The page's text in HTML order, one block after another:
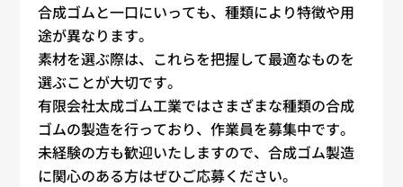
合成ゴムと一口にいっても、種類により特徴や用
途が異なります。
素材を選ぶ際は、これらを把握して最適なものを
選ぶことが大切です。
有限会社太成ゴム工業ではさまざまな種類の合成
ゴムの製造を行っており、作業員を募集中です。
未経験の方も歓迎いたしますので、合成ゴム製造
に関心のある方はぜひご応募ください。